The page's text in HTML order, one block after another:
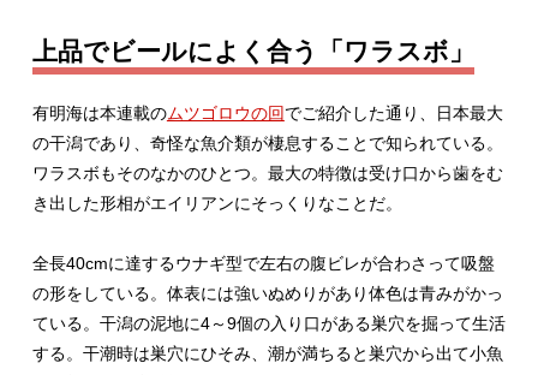
上品でビールによく合う「ワラスボ」
有明海は本連載のムツゴロウの回でご紹介した通り、日本最大
の干潟であり、奇怪な魚介類が棲息することで知られている。
ワラスボもそのなかのひとつ。最大の特徴は受け口から歯をむ
き出した形相がエイリアンにそっくりなことだ。
全長40cmに達するウナギ型で左右の腹ビレが合わさって吸盤
の形をしている。体表には強いぬめりがあり体色は青みがかっ
ている。干潟の泥地に4～9個の入り口がある巣穴を掘って生活
する。干潮時は巣穴にひそみ、潮が満ちると巣穴から出て小魚